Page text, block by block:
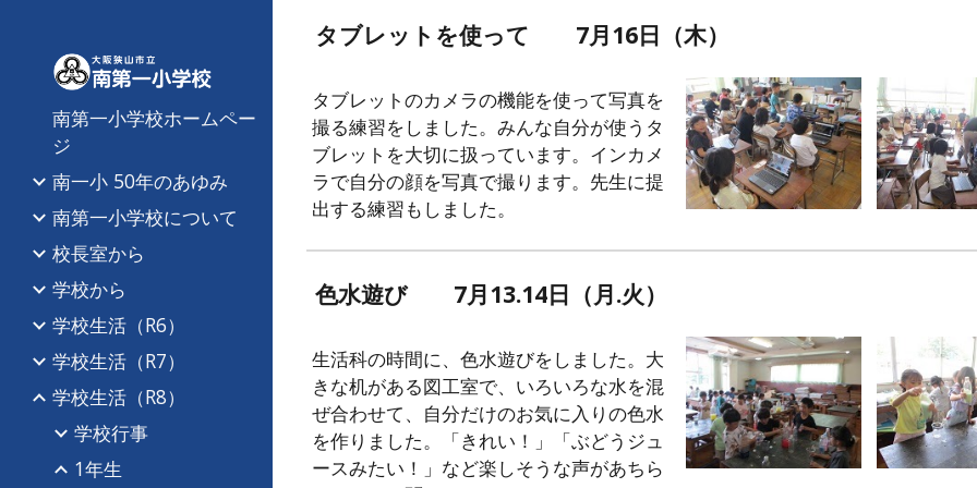
Skip to main content
南第一小学校ホームペー
ジ
南一小 50年のあゆみ
南第一小学校について
校長室から
学校から
学校生活（R6）
学校生活（R7）
学校生活（R8）
学校行事
1年生
タブレットを使って 7月16日（木）
タブレットのカメラの機能を使って写真を
撮る練習をしました。みんな自分が使うタ
ブレットを大切に扱っています。インカメ
ラで自分の顔を写真で撮ります。先生に提
出する練習もしました。
色水遊び 7月13.14日（月.火）
生活科の時間に、色水遊びをしました。大
きな机がある図工室で、いろいろな水を混
ぜ合わせて、自分だけのお気に入りの色水
を作りました。「きれい！」「ぶどうジュ
ースみたい！」など楽しそうな声があちら